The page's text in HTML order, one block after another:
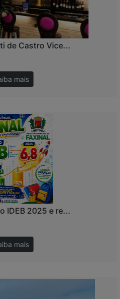
de Castro Vice...
mais
IDEB 2025 e re...
mais